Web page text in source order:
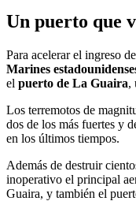
Un puerto que
Para acelerar el ingreso
Marines
el puerto de La Guaira,
Los terremotos de
dos de los más fuertes y
en los últimos tiempos.
Además de destruir
inoperativo el principal
Guaira, y también el